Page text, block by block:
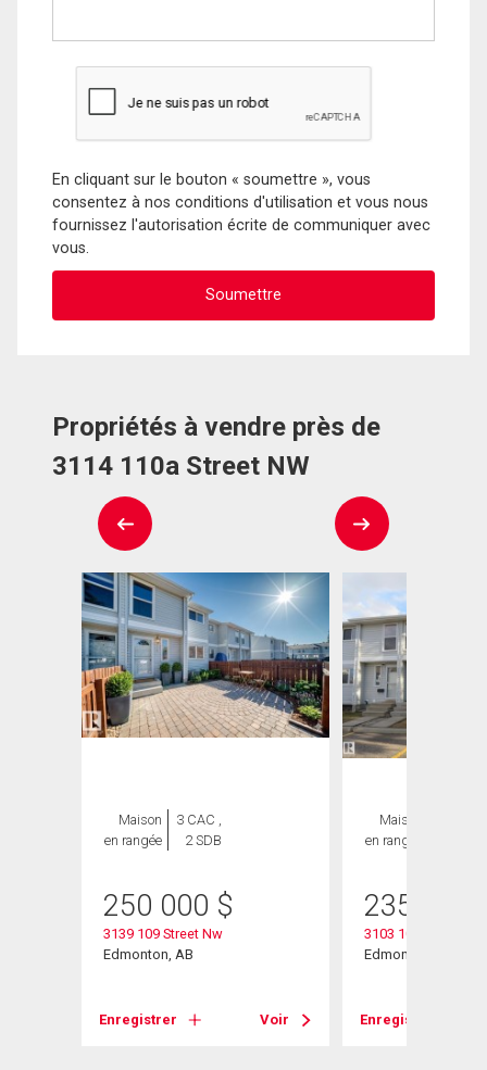
En cliquant sur le bouton « soumettre », vous
consentez à nos conditions d'utilisation et vous nous
fournissez l'autorisation écrite de communiquer avec
vous.
Propriétés à vendre près de
3114 110a Street NW
Maison
en rangée
3 CAC ,
2 SDB
250 000 $
3139 109 Street Nw
Edmonton, AB
Enregistrer Voir
Maison
en rangée
235 000
3103 109 Street
Edmonton, AB
Enregistrer